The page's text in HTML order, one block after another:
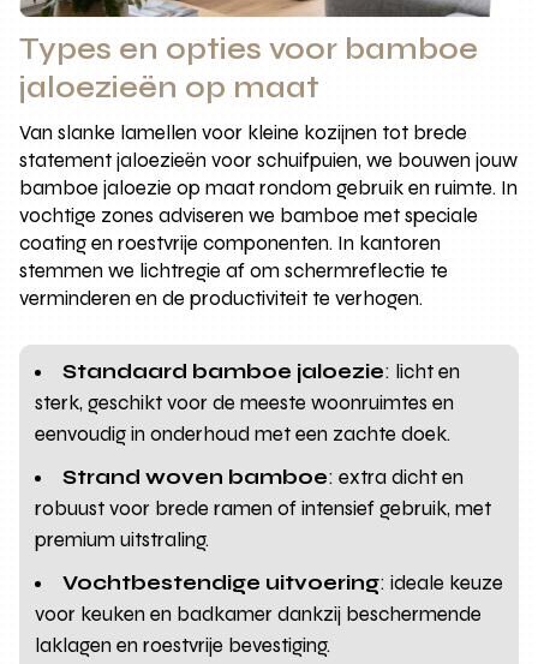
Types en opties voor bamboe
jaloezieën op maat
Van slanke lamellen voor kleine kozijnen tot brede
statement jaloezieën voor schuifpuien, we bouwen jouw
bamboe jaloezie op maat rondom gebruik en ruimte. In
vochtige zones adviseren we bamboe met speciale
coating en roestvrije componenten. In kantoren
stemmen we lichtregie af om schermreflectie te
verminderen en de productiviteit te verhogen.
Standaard bamboe jaloezie: licht en
sterk, geschikt voor de meeste woonruimtes en
eenvoudig in onderhoud met een zachte doek.
Strand woven bamboe: extra dicht en
robuust voor brede ramen of intensief gebruik, met
premium uitstraling.
Vochtbestendige uitvoering: ideale keuze
voor keuken en badkamer dankzij beschermende
laklagen en roestvrije bevestiging.